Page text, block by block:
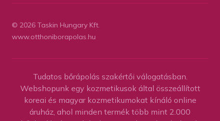
© 2026 Taskin Hungary Kft.
www.otthoniborapolas.hu
Tudatos bőrápolás szakértői válogatásban.
Webshopunk egy kozmetikusok által összeállított
koreai és magyar kozmetikumokat kínáló online
áruház, ahol minden termék több mint 2.000